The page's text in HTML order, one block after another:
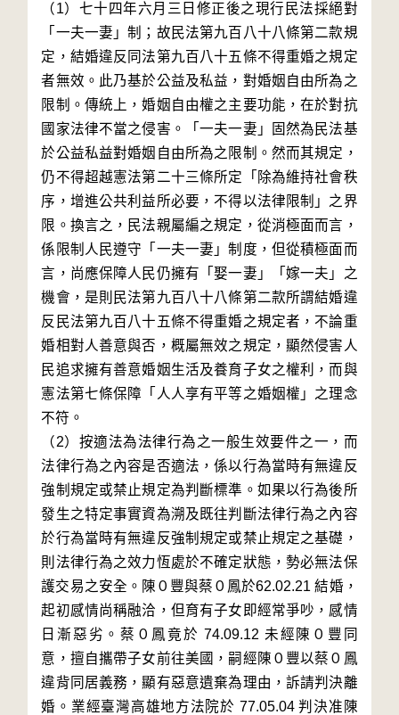
（1）七十四年六月三日修正後之現行民法採絕對
「一夫一妻」制；故民法第九百八十八條第二款規
定，結婚違反同法第九百八十五條不得重婚之規定
者無效。此乃基於公益及私益，對婚姻自由所為之
限制。傳統上，婚姻自由權之主要功能，在於對抗
國家法律不當之侵害。「一夫一妻」固然為民法基
於公益私益對婚姻自由所為之限制。然而其規定，
仍不得超越憲法第二十三條所定「除為維持社會秩
序，增進公共利益所必要，不得以法律限制」之界
限。換言之，民法親屬編之規定，從消極面而言，
係限制人民遵守「一夫一妻」制度，但從積極面而
言，尚應保障人民仍擁有「娶一妻」「嫁一夫」之
機會，是則民法第九百八十八條第二款所謂結婚違
反民法第九百八十五條不得重婚之規定者，不論重
婚相對人善意與否，概屬無效之規定，顯然侵害人
民追求擁有善意婚姻生活及養育子女之權利，而與
憲法第七條保障「人人享有平等之婚姻權」之理念
不符。
（2）按適法為法律行為之一般生效要件之一，而
法律行為之內容是否適法，係以行為當時有無違反
強制規定或禁止規定為判斷標準。如果以行為後所
發生之特定事實資為溯及既往判斷法律行為之內容
於行為當時有無違反強制規定或禁止規定之基礎，
則法律行為之效力恆處於不確定狀態，勢必無法保
護交易之安全。陳０豐與蔡０鳳於62.02.21 結婚，
起初感情尚稱融洽，但育有子女即經常爭吵，感情
日漸惡劣。蔡０鳳竟於 74.09.12 未經陳０豐同
意，擅自攜帶子女前往美國，嗣經陳０豐以蔡０鳳
違背同居義務，顯有惡意遺棄為理由，訴請判決離
婚。業經臺灣高雄地方法院於 77.05.04 判決准陳